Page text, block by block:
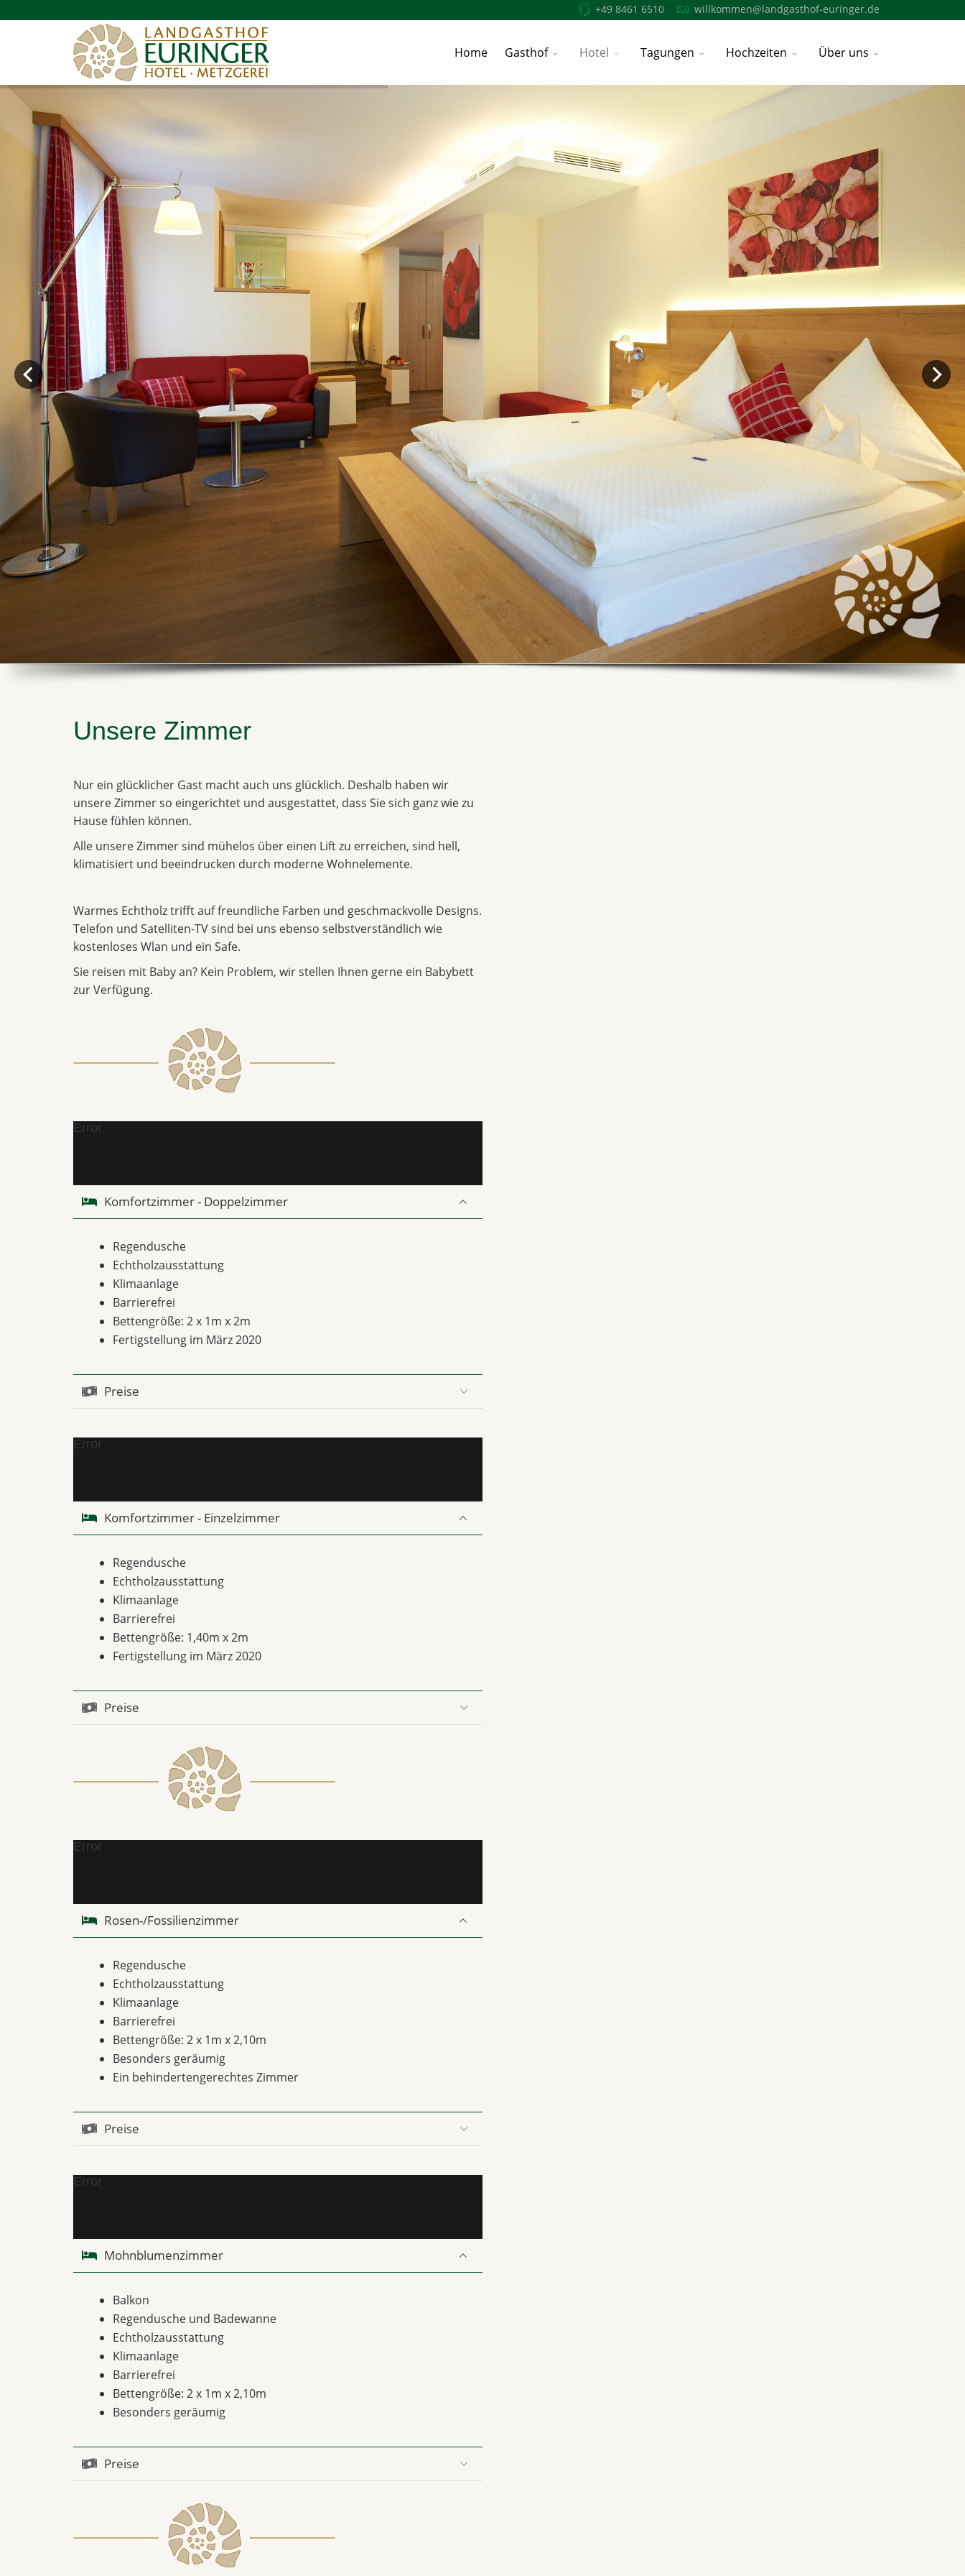
+49 8461 6510 willkommen@landgasthof-euringer.de
Home Gasthof Hotel Tagungen Hochzeiten Über uns
Unsere Zimmer
Nur ein glücklicher Gast macht auch uns glücklich. Deshalb haben wir
unsere Zimmer so eingerichtet und ausgestattet, dass Sie sich ganz wie zu
Hause fühlen können.
Alle unsere Zimmer sind mühelos über einen Lift zu erreichen, sind hell,
klimatisiert und beeindrucken durch moderne Wohnelemente.
Warmes Echtholz trifft auf freundliche Farben und geschmackvolle Designs.
Telefon und Satelliten-TV sind bei uns ebenso selbstverständlich wie
kostenloses Wlan und ein Safe.
Sie reisen mit Baby an? Kein Problem, wir stellen Ihnen gerne ein Babybett
zur Verfügung.
Error
Komfortzimmer - Doppelzimmer
Regendusche
Echtholzausstattung
Klimaanlage
Barrierefrei
Bettengröße: 2 x 1m x 2m
Fertigstellung im März 2020
Preise
Error
Komfortzimmer - Einzelzimmer
Regendusche
Echtholzausstattung
Klimaanlage
Barrierefrei
Bettengröße: 1,40m x 2m
Fertigstellung im März 2020
Preise
Error
Rosen-/Fossilienzimmer
Regendusche
Echtholzausstattung
Klimaanlage
Barrierefrei
Bettengröße: 2 x 1m x 2,10m
Besonders geräumig
Ein behindertengerechtes Zimmer
Preise
Error
Mohnblumenzimmer
Balkon
Regendusche und Badewanne
Echtholzausstattung
Klimaanlage
Barrierefrei
Bettengröße: 2 x 1m x 2,10m
Besonders geräumig
Preise